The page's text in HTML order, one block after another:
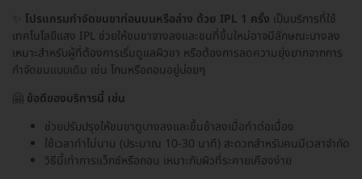
โปรแกรมกำจัดขนขาท่อนบนหรือล่าง ด้วย IPL 1 ครั้ง เป็นบริการที่ใช้
เทคโนโลยีแสง IPL ช่วยให้ขนขาจางลงและขนที่ขึ้นใหม่อาจมีลักษณะบางลง
เหมาะสำหรับผู้ที่ต้องการเริ่มดูแลผิวขา หรือต้องการลดความยุ่งยากจากการ
กำจัดขนแบบเดิม เช่น โกนหรือถอนอยู่บ่อยๆ
🤗 ข้อดีของบริการนี้ เช่น
ช่วยปรับปรุงให้ขนขาดูบางลงและขึ้นช้าลงเมื่อทำต่อเนื่อง
ใช้เวลาทำไม่นาน (ประมาณ 10-30 นาที) สะดวกสำหรับคนมีเวลาจำกัด
วิธีนี้เท่าการแว็กซ์หรือถอน เหมาะกับผิวที่ระคายเคืองง่าย